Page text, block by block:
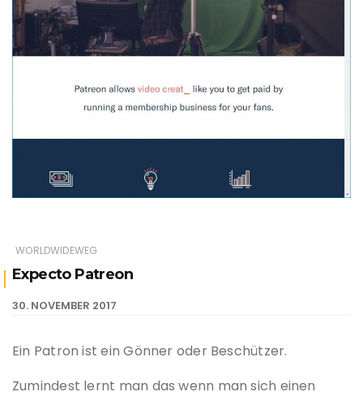
WORLDWIDEWEG
Expecto Patreon
30. NOVEMBER 2017
Ein Patron ist ein Gönner oder Beschützer.
Zumindest lernt man das wenn man sich einen